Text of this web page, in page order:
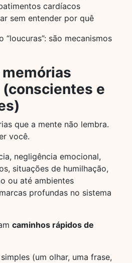
cardíacos
sem entender por quê
“loucuras”: são mecanismos
e
que a mente não lembra.
você.
negligência emocional,
situações de humilhação,
ou até ambientes
profundas no sistema
caminhos rápidos de
(um olhar, uma frase,